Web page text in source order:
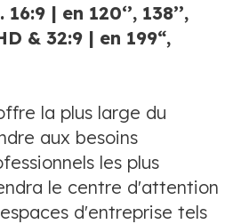
| en 120‘’, 138’’,
& 32:9 | en 199“,
la plus large du
aux besoins
les plus
le centre d'attention
d'entreprise tels